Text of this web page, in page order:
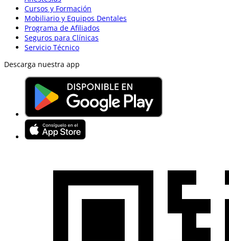
Cursos y Formación
Mobiliario y Equipos Dentales
Programa de Afiliados
Seguros para Clínicas
Servicio Técnico
Descarga nuestra app